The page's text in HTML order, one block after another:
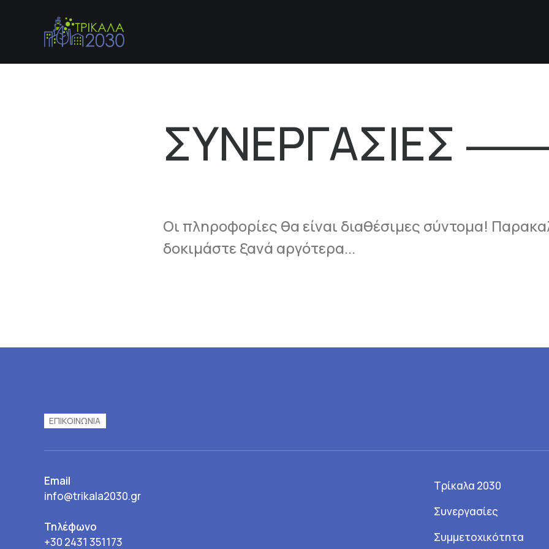
Οι πληροφορίες θα είναι διαθέσιμες σύντομα!
δοκιμάστε ξανά αργότερα...
ΕΠΙΚΟΙΝΩΝΊΑ
Email
info@trikala2030.gr
Τηλέφωνο
+30 2431 351173
Τρίκαλα 2030
Συνεργασίες
Συμμετοχικότητα